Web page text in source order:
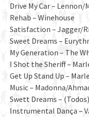
Drive My Car – Lennon/
Rehab – Winehouse
Satisfaction – Jagger/
Sweet Dreams –
My Generation – The
I Shot the Sheriff –
Get Up Stand Up –
Music – Madonna/
Swett Dreams –
Instrumental Dança –